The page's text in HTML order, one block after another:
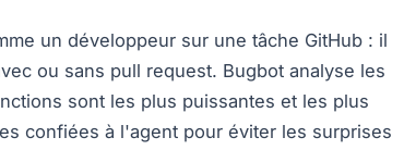
un développeur sur une tâche GitHub : il
ou sans pull request. Bugbot analyse les
sont les plus puissantes et les plus
confiées à l'agent pour éviter les surprises